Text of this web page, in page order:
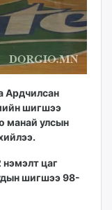
Ардчилсан
шигшээ
манай улсын
цаг
шигшээ 98-